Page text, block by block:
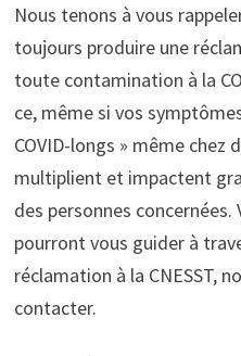
Nous tenons à vous
toujours produire une
toute contamination à la
ce, même si vos
COVID-longs » même chez
multiplient et impactent
des personnes
pourront vous guider à
réclamation à la CNESST,
contacter.